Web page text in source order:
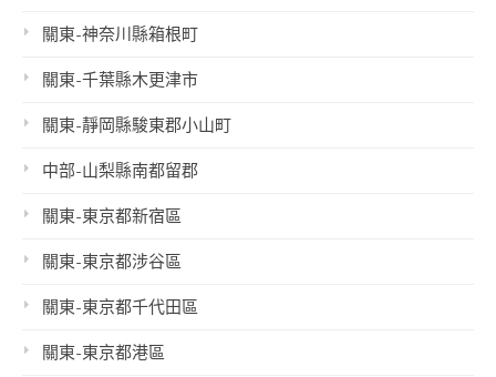
關東-神奈川縣箱根町
關東-千葉縣木更津市
關東-靜岡縣駿東郡小山町
中部-山梨縣南都留郡
關東-東京都新宿區
關東-東京都涉谷區
關東-東京都千代田區
關東-東京都港區